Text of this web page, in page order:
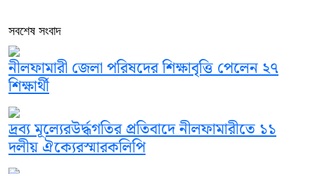
সবশেষ সংবাদ
নীলফামারী জেলা পরিষদের শিক্ষাবৃত্তি পেলেন ২৭
শিক্ষার্থী
দ্রব্য মূল্যেরউর্দ্ধগতির প্রতিবাদে নীলফামারীতে ১১
দলীয় ঐক্যেরস্মারকলিপি